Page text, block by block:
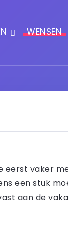
WENSEN
vaker
een stuk
aan de